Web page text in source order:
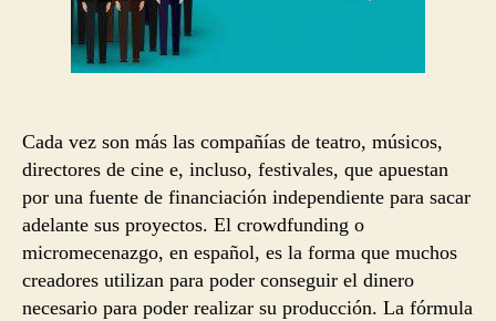
Cada vez son más las compañías de teatro, músicos,
directores de cine e, incluso, festivales, que apuestan
por una fuente de financiación independiente para sacar
adelante sus proyectos. El crowdfunding o
micromecenazgo, en español, es la forma que muchos
creadores utilizan para poder conseguir el dinero
necesario para poder realizar su producción. La fórmula